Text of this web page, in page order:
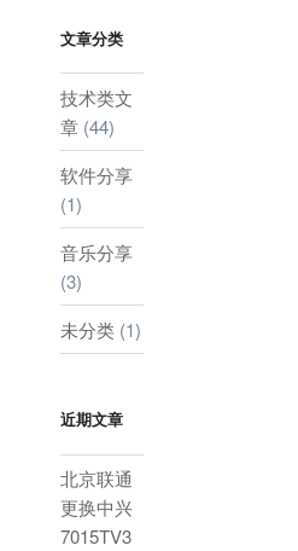
文章分类
技术类文
章 (44)
软件分享
(1)
音乐分享
(3)
未分类 (1)
近期文章
北京联通
更换中兴
7015TV3